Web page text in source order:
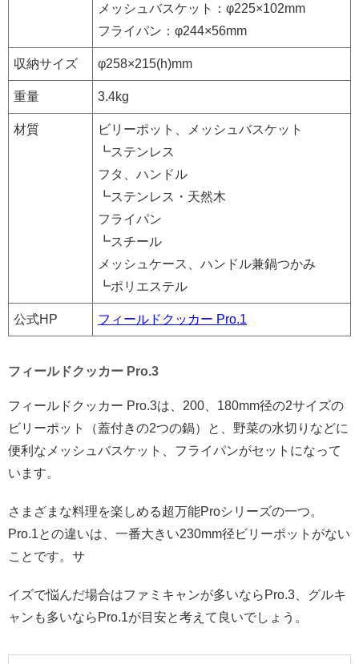
メッシュバスケット：φ225×102mm
フライパン：φ244×56mm
収納サイズ φ258×215(h)mm
重量 3.4kg
材質
ビリーポット、メッシュバスケット
┗ステンレス
フタ、ハンドル
┗ステンレス・天然木
フライパン
┗スチール
メッシュケース、ハンドル兼鍋つかみ
┗ポリエステル
公式HP フィールドクッカー Pro.1
フィールドクッカー Pro.3
フィールドクッカー Pro.3は、200、180mm径の2サイズの
ビリーポット（蓋付きの2つの鍋）と、野菜の水切りなどに
便利なメッシュバスケット、フライパンがセットになって
います。
さまざまな料理を楽しめる超万能Proシリーズの一つ。
Pro.1との違いは、一番大きい230mm径ビリーポットがない
ことです。サ
イズで悩んだ場合はファミキャンが多いならPro.3、グルキ
ャンも多いならPro.1が目安と考えて良いでしょう。